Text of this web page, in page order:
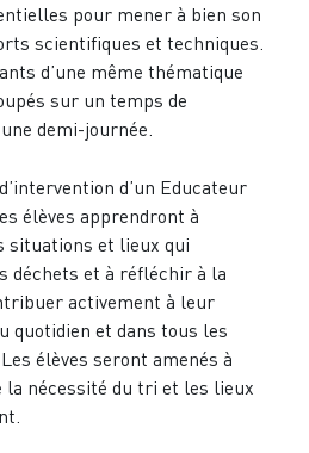
pour mener à bien son
scientifiques et techniques.
d’une même thématique
sur un temps de
demi-journée.
d’un Educateur
élèves apprendront à
situations et lieux qui
déchets et à réfléchir à la
activement à leur
quotidien et dans tous les
élèves seront amenés à
la nécessité du tri et les lieux